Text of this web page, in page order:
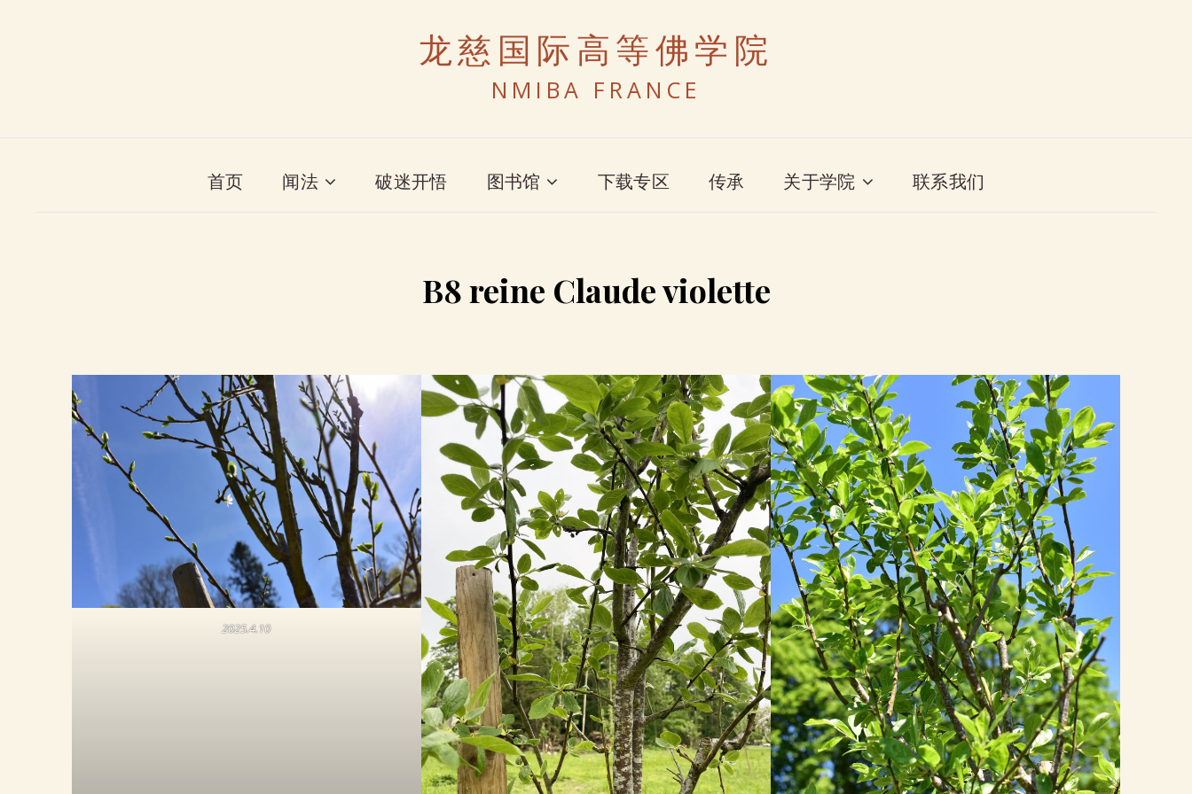
龙慈国际高等佛学院
NMIBA FRANCE
首页 闻法 破迷开悟 图书馆 下载专区 传承 关于学院 联系我们
B8 reine Claude violette
2025.4.10